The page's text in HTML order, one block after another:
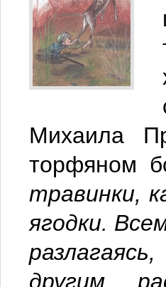
Михаила
торфяном
травинки,
ягодки.
другим